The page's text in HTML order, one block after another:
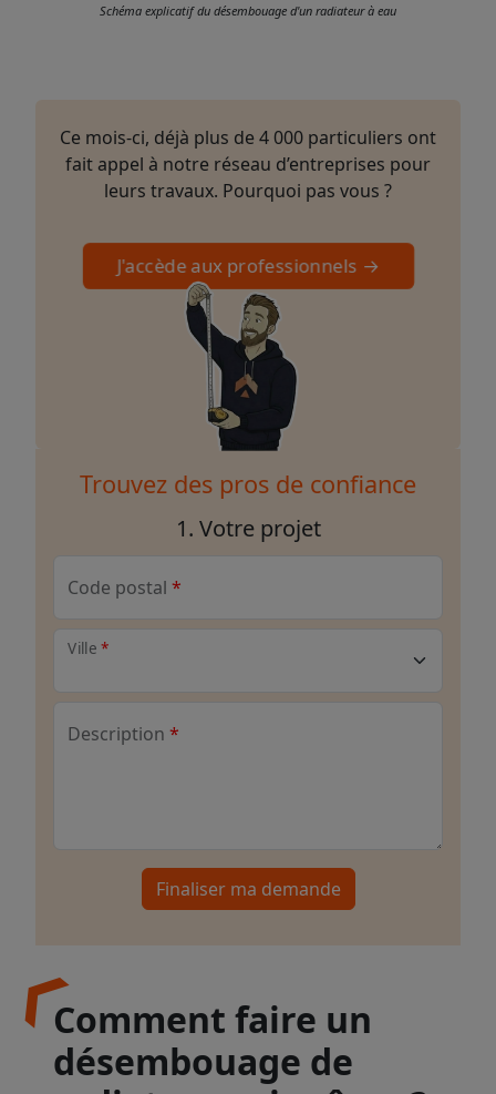
Schéma explicatif du désembouage d'un radiateur à eau
Ce mois-ci, déjà plus de 4 000 particuliers ont
fait appel à notre réseau d’entreprises pour
leurs travaux. Pourquoi pas vous ?
J'accède aux professionnels →
Trouvez des pros de confiance
1. Votre projet
Code postal
Ville
Description
Finaliser ma demande
Comment faire un
désembouage de